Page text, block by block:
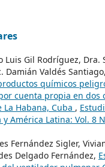
Luis Gil Rodríguez, Dra.
Damián Valdés Santiago,
químicos
cuenta propia en dos
Habana, Cuba ,
y América Latina: Vol. 8
Fernández Sigler,
Delgado Fernández,